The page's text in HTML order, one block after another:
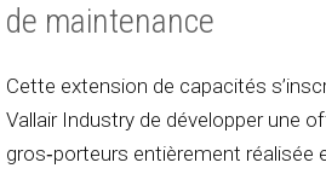
de maintenance
Cette extension de capacités
Vallair Industry de développer une
gros‑porteurs entièrement réalisée